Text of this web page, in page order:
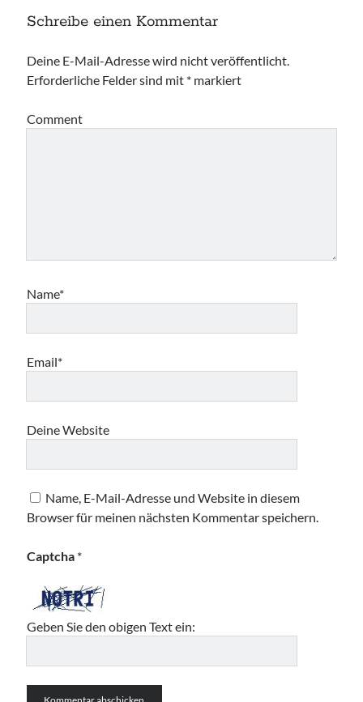
Schreibe einen Kommentar
Deine E-Mail-Adresse wird nicht veröffentlicht.
Erforderliche Felder sind mit * markiert
Comment
Name*
Email*
Deine Website
Name, E-Mail-Adresse und Website in diesem
Browser für meinen nächsten Kommentar speichern.
Captcha *
Geben Sie den obigen Text ein: